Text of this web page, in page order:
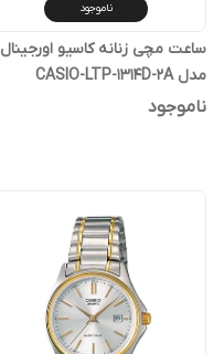
ناموجود
ساعت مچی زنانه کاسیو اورجینال
مدل CASIO-LTP-1314D-2A
ناموجود